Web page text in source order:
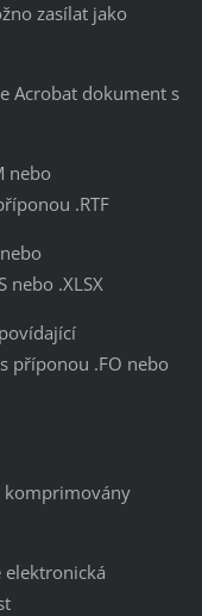
zasílat jako
Acrobat dokument s
nebo
.RTF
nebo .XLSX
příponou .FO nebo